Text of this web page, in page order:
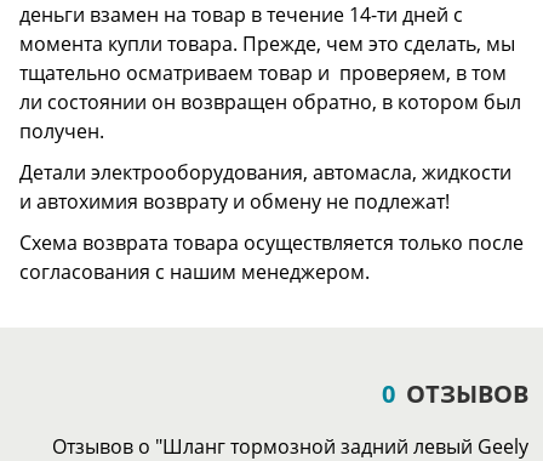
деньги взамен на товар в течение 14-ти дней с
момента купли товара. Прежде, чем это сделать, мы
тщательно осматриваем товар и проверяем, в том
ли состоянии он возвращен обратно, в котором был
получен.
Детали электрооборудования, автомасла, жидкости
и автохимия возврату и обмену не подлежат!
Схема возврата товара осуществляется только после
согласования с нашим менеджером.
0 ОТЗЫВОВ
Отзывов о "Шланг тормозной задний левый Geely